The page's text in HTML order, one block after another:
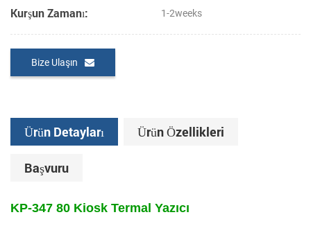
Kurşun Zamanı: 1-2weeks
Bize Ulaşın
Ürün Detayları Ürün Özellikleri
Başvuru
KP-347 80 Kiosk Termal Yazıcı